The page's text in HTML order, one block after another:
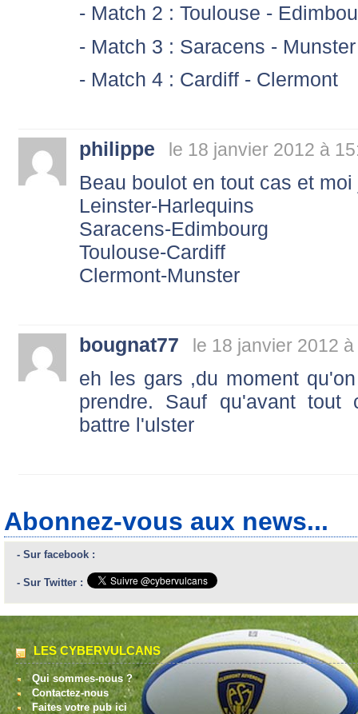
- Match 2 : Toulouse -
- Match 3 : Saracens - Munster
- Match 4 : Cardiff - Clermont
philippe le 18 janvier 2012 à
Beau boulot en tout cas et
Leinster-Harlequins
Saracens-Edimbourg
Toulouse-Cardiff
Clermont-Munster
bougnat77 le 18 janvier 2012
eh les gars ,du moment
prendre. Sauf qu'avant
battre l'ulster
Abonnez-vous aux news...
- Sur facebook :
- Sur Twitter :
LES CYBERVULCANS
Qui sommes-nous ?
Contactez-nous
Faites votre pub ici